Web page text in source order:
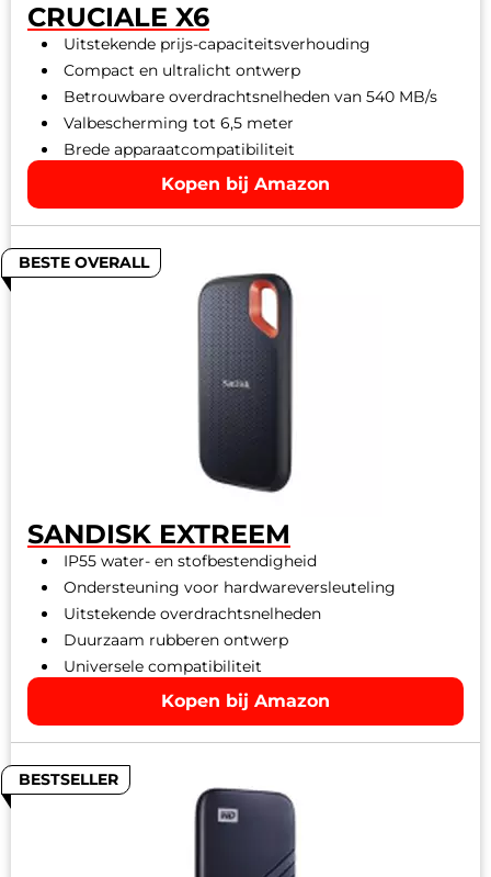
CRUCIALE X6
Uitstekende prijs-capaciteitsverhouding
Compact en ultralicht ontwerp
Betrouwbare overdrachtsnelheden van 540 MB/s
Valbescherming tot 6,5 meter
Brede apparaatcompatibiliteit
Kopen bij Amazon
BESTE OVERALL
SANDISK EXTREEM
IP55 water- en stofbestendigheid
Ondersteuning voor hardwareversleuteling
Uitstekende overdrachtsnelheden
Duurzaam rubberen ontwerp
Universele compatibiliteit
Kopen bij Amazon
BESTSELLER